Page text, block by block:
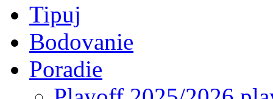
Tipuj
Bodovanie
Poradie